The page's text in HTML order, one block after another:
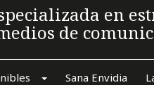
en
de
Sana Envidia